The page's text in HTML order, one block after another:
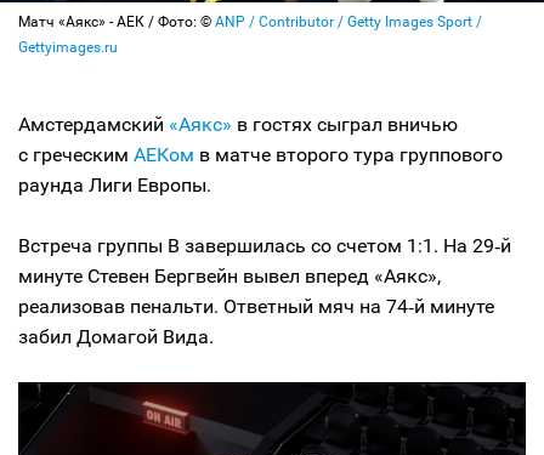
Матч «Аякс» - АЕК / Фото: © ANP / Contributor / Getty Images Sport /
Gettyimages.ru
Амстердамский «Аякс» в гостях сыграл вничью
с греческим АЕКом в матче второго тура группового
раунда Лиги Европы.
Встреча группы В завершилась со счетом 1:1. На 29‑й
минуте Стевен Бергвейн вывел вперед «Аякс»,
реализовав пенальти. Ответный мяч на 74‑й минуте
забил Домагой Вида.